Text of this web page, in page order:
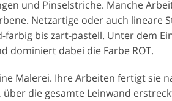
und Pinselstriche. Manche
Netzartige oder auch lineare
bis zart-pastell. Unter dem
dominiert dabei die Farbe ROT.
Malerei. Ihre Arbeiten fertigt sie
die gesamte Leinwand